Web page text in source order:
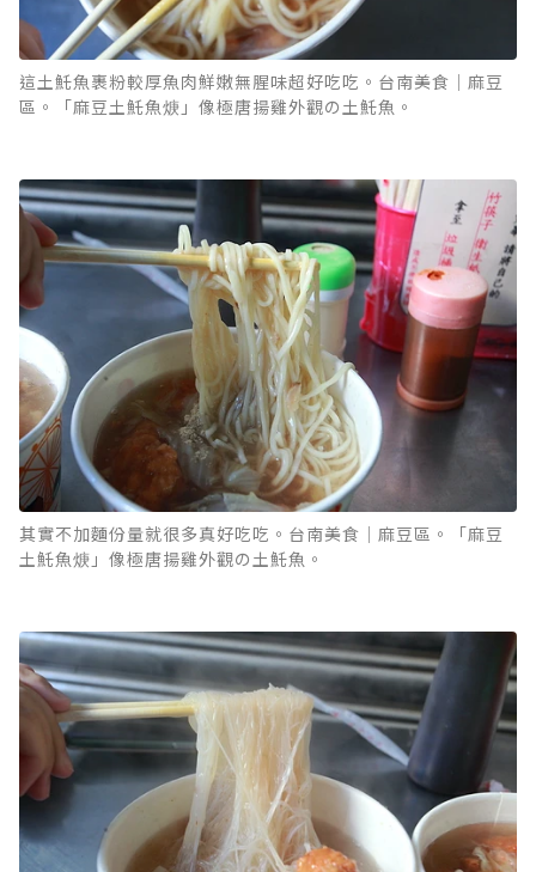
這土魠魚裹粉較厚魚肉鮮嫩無腥味超好吃吃。台南美食｜麻豆
區。「麻豆土魠魚焿」像極唐揚雞外觀の土魠魚。
其實不加麵份量就很多真好吃吃。台南美食｜麻豆區。「麻豆
土魠魚焿」像極唐揚雞外觀の土魠魚。